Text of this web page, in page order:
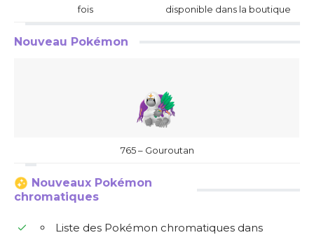
fois
disponible dans la boutique
Nouveau Pokémon
765 – Gouroutan
Nouveaux Pokémon
chromatiques
Liste des Pokémon chromatiques dans